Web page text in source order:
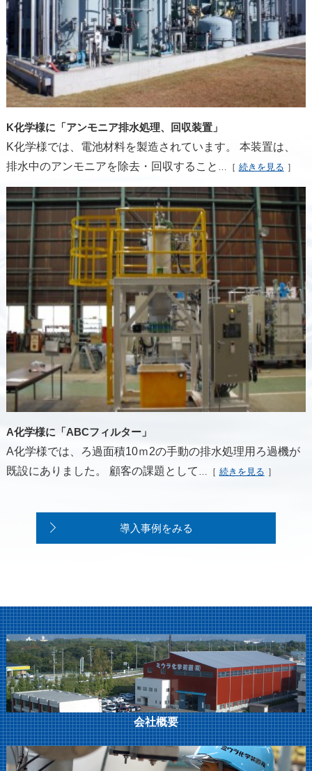
K化学様に「アンモニア排水処理、回収装置」
K化学様では、電池材料を製造されています。 本装置は、
排水中のアンモニアを除去・回収すること
…［ 続きを見る ］
A化学様に「ABCフィルター」
A化学様では、ろ過面積10ｍ2の手動の排水処理用ろ過機が
既設にありました。 顧客の課題として
…［ 続きを見る ］
導入事例をみる
会社概要